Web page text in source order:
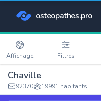
osteopathes.pro
Affichage Filtres
Chaville
92370 19991 habitants